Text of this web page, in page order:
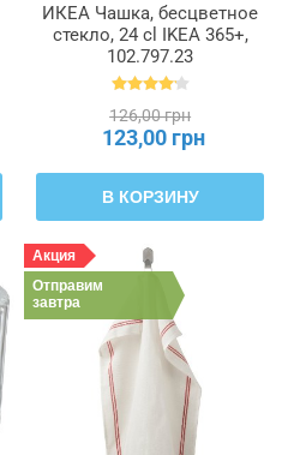
ИКЕА Чашка, бесцветное
стекло, 24 cl IKEA 365+,
102.797.23
126,00 грн
123,00 грн
В КОРЗИНУ
Акция
Отправим
завтра